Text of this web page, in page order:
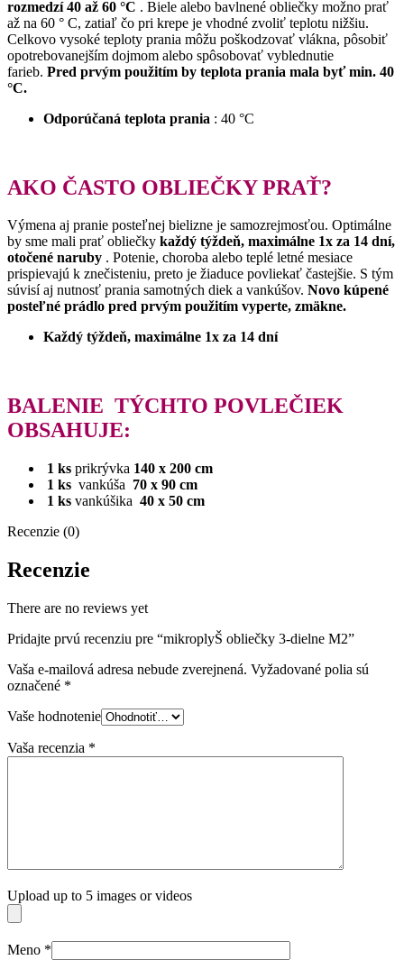
rozmedzí 40 až 60 °C . Biele alebo bavlnené obliečky možno prať
až na 60 ° C, zatiaľ čo pri krepe je vhodné zvoliť teplotu nižšiu.
Celkovo vysoké teploty prania môžu poškodzovať vlákna, pôsobiť
opotrebovanejším dojmom alebo spôsobovať vyblednutie
farieb. Pred prvým použitím by teplota prania mala byť min. 40
°C.
Odporúčaná teplota prania : 40 °C
AKO ČASTO OBLIEČKY PRAŤ?
Výmena aj pranie posteľnej bielizne je samozrejmosťou. Optimálne
by sme mali prať obliečky každý týždeň, maximálne 1x za 14 dní,
otočené naruby . Potenie, choroba alebo teplé letné mesiace
prispievajú k znečisteniu, preto je žiaduce povliekať častejšie. S tým
súvisí aj nutnosť prania samotných diek a vankúšov. Novo kúpené
posteľné prádlo pred prvým použitím vyperte, zmäkne.
Každý týždeň, maximálne 1x za 14 dní
BALENIE TÝCHTO POVLEČIEK
OBSAHUJE:
1 ks prikrývka 140 x 200 cm
1 ks vankúša 70 x 90 cm
1 ks vankúšika 40 x 50 cm
Recenzie (0)
Recenzie
There are no reviews yet
Pridajte prvú recenziu pre “mikroplyŠ obliečky 3-dielne M2”
Vaša e-mailová adresa nebude zverejnená. Vyžadované polia sú
označené *
Vaše hodnotenie
Vaša recenzia *
Upload up to 5 images or videos
Meno *